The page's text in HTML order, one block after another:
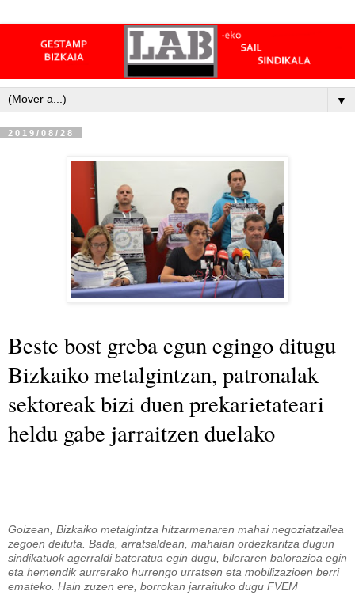
▼
2019/08/28
Beste bost greba egun egingo ditugu
Bizkaiko metalgintzan, patronalak
sektoreak bizi duen prekarietateari
heldu gabe jarraitzen duelako
Goizean, Bizkaiko metalgintza hitzarmenaren mahai negoziatzailea
zegoen deituta. Bada, arratsaldean, mahaian ordezkaritza dugun
sindikatuok agerraldi bateratua egin dugu, bileraren balorazioa egin
eta hemendik aurrerako hurrengo urratsen eta mobilizazioen berri
emateko. Hain zuzen ere, borrokan jarraituko dugu FVEM